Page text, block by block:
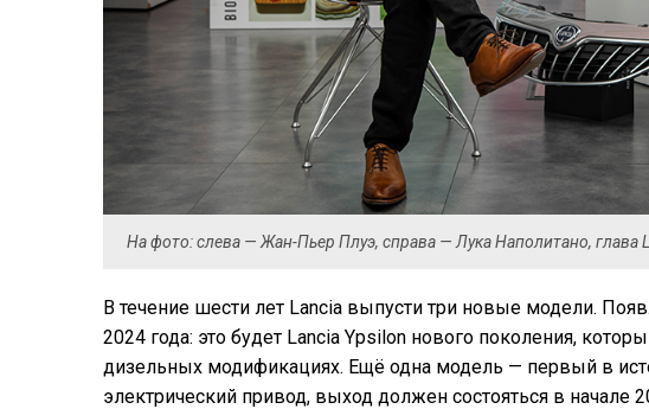
На фото: слева — Жан-Пьер Плуэ, справа — Лука Наполитано, глава
В течение шести лет Lancia выпусти три новые модели.
2024 года: это будет Lancia Ypsilon нового поколения,
дизельных модификациях. Ещё одна модель — первый в
электрический привод, выход должен состояться в начале